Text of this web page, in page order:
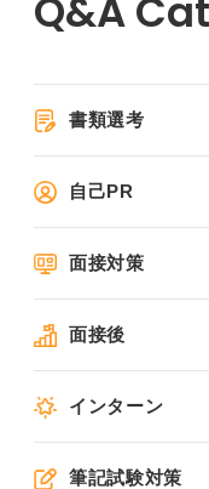
書類選考
自己PR
面接対策
面接後
インターン
筆記試験対策